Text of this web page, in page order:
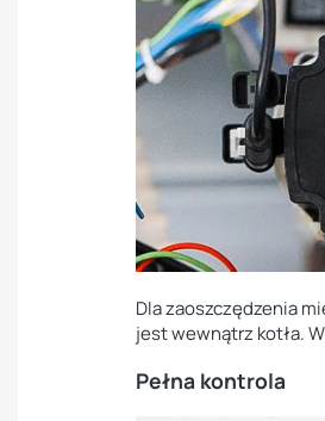
Dla zaoszczędzenia
jest wewnątrz kotła.
Pełna kontrola